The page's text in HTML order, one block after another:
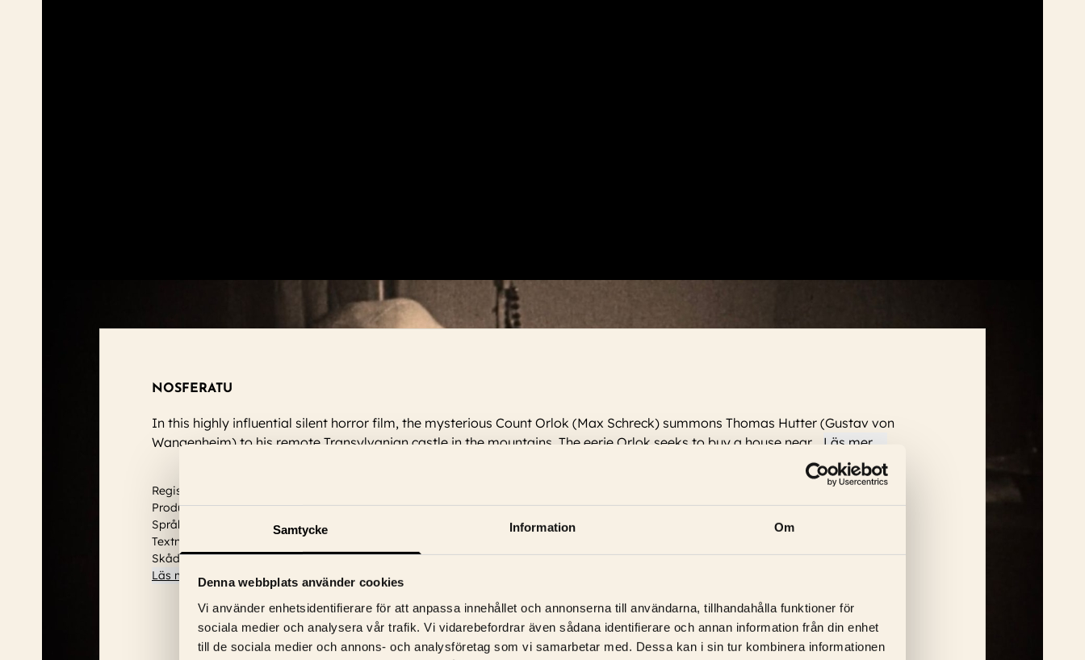
Samtycke Information Om
Denna webbplats använder cookies
Vi använder enhetsidentifierare för att anpassa innehållet och annonserna till användarna, tillhandahålla funktioner för
sociala medier och analysera vår trafik. Vi vidarebefordrar även sådana identifierare och annan information från din enhet
till de sociala medier och annons- och analysföretag som vi samarbetar med. Dessa kan i sin tur kombinera informationen
NOSFERATU
In this highly influential silent horror film, the mysterious Count Orlok (Max Schreck) summons Thomas Hutter (Gustav von
Wangenheim) to his remote Transylvanian castle in the mountains. The eerie Orlok seeks to buy a house near... Läs mer
Regissör: F. W. Murnau
Produktionsår: 1922
Språk: Inget
Textning: Engelska
Skådespelare:Hans Lanser-Rudolf, Gustav Botz, Max Schreck, Gustav von Wangenheim, Greta Schröder, Georg H. Schnell, Ruth Landshoff...
Läs mer